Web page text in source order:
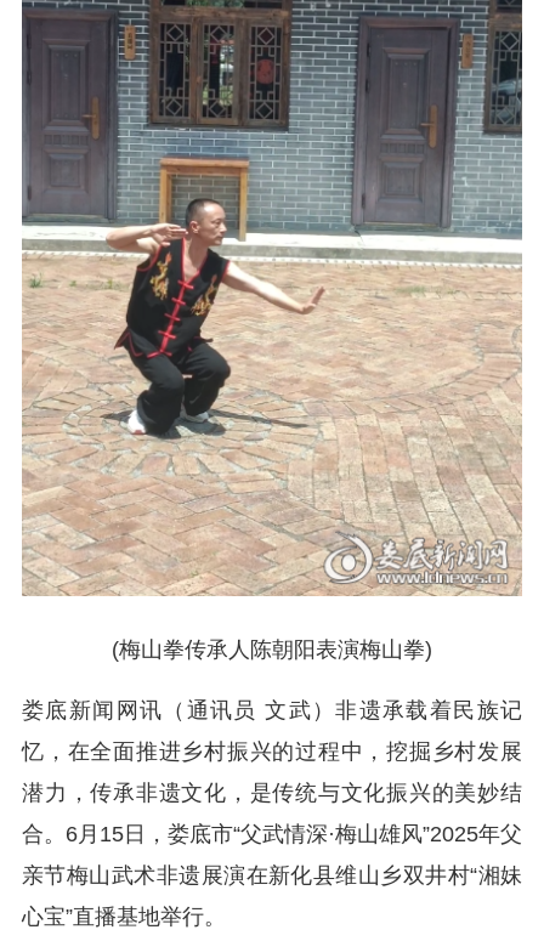
(梅山拳传承人陈朝阳表演梅山拳)
娄底新闻网讯（通讯员 文武）非遗承载着民族记
忆，在全面推进乡村振兴的过程中，挖掘乡村发展
潜力，传承非遗文化，是传统与文化振兴的美妙结
合。6月15日，娄底市“父武情深·梅山雄风”2025年父
亲节梅山武术非遗展演在新化县维山乡双井村“湘妹
心宝”直播基地举行。